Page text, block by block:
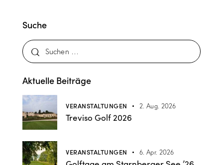
Suche
Aktuelle Beiträge
VERANSTALTUNGEN 2. Aug. 2026
Treviso Golf 2026
VERANSTALTUNGEN 6. Apr. 2026